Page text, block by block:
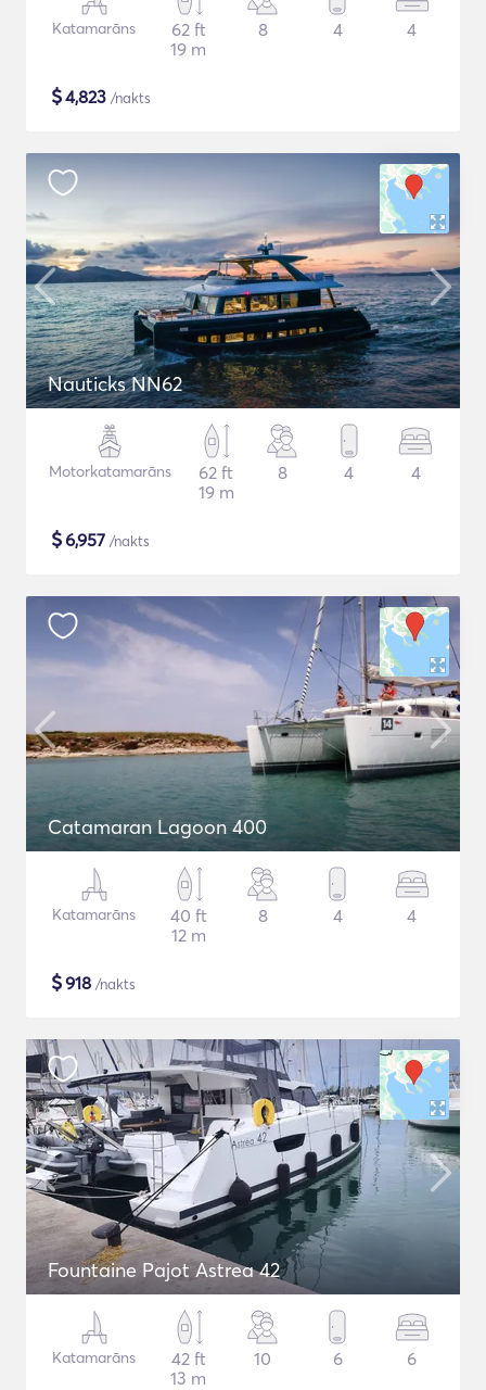
Katamarāns
62 ft
19 m
8 4 4
$4,823 /nakts
Nauticks NN62
Motorkatamarāns
62 ft
19 m
8 4 4
$6,957 /nakts
Catamaran Lagoon 400
Katamarāns
40 ft
12 m
8 4 4
$918 /nakts
Fountaine Pajot Astrea 42
Katamarāns
42 ft
13 m
10 6 6